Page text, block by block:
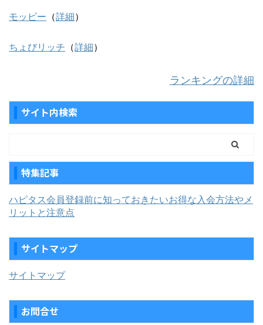
モッピー （詳細）
ちょびリッチ （詳細）
ランキングの詳細
サイト内検索
特集記事
ハピタス会員登録前に知っておきたいお得な入会方法やメ
リットと注意点
サイトマップ
サイトマップ
お問合せ